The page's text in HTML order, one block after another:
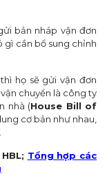
bản nháp vận đơn
gì cần bổ sung chỉnh
họ sẽ gửi vận đơn
chuyển là công ty
nhà (House Bill of
cơ bản như nhau,
Tổng hợp các